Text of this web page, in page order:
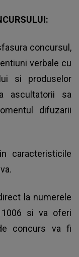
concursul,
verbale cu
si produselor
ascultatorii sa
difuzarii
caracteristicile
la numerele
si va oferi
concurs va fi